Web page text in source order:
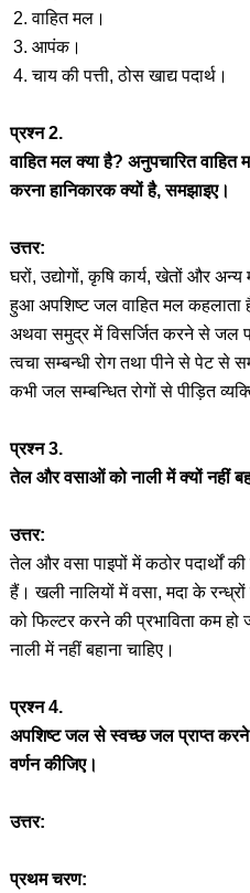
वाहित मल।
आपंक।
चाय की पत्ती, ठोस खाद्य पदार्थ।
प्रश्न 2.
वाहित मल क्या है? अनुपचारित वाहित
करना हानिकारक क्यों है, समझाइए।
उत्तर:
घरों, उद्योगों, कृषि कार्य, खेतों और
हुआ अपशिष्ट जल वाहित मल कहलाता
अथवा समुद्र में विसर्जित करने से जल
त्वचा सम्बन्धी रोग तथा पीने से पेट से
कभी जल सम्बन्धित रोगों से पीड़ित
प्रश्न 3.
तेल और वसाओं को नाली में क्यों नहीं
उत्तर:
तेल और वसा पाइपों में कठोर पदार्थों
हैं। खली नालियों में वसा, मदा के
को फिल्टर करने की प्रभाविता कम
नाली में नहीं बहाना चाहिए।
प्रश्न 4.
अपशिष्ट जल से स्वच्छ जल प्राप्त
वर्णन कीजिए।
उत्तर:
प्रथम चरण: